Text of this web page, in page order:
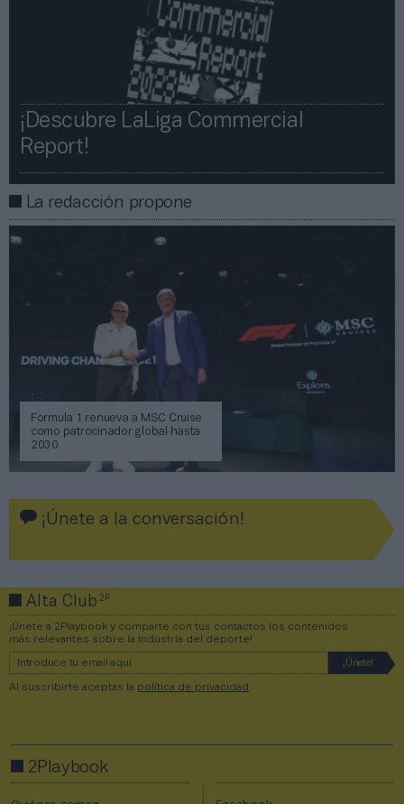
¡Descubre LaLiga Commercial
Report!​​
La redacción propone
Formula 1 renueva a MSC Cruise
como patrocinador global hasta
2030
¡Únete a la conversación!
Alta Club2P
¡Únete a 2Playbook y comparte con tus contactos los contenidos
más relevantes sobre la industria del deporte!
Al suscribirte aceptas la política de privacidad
2Playbook